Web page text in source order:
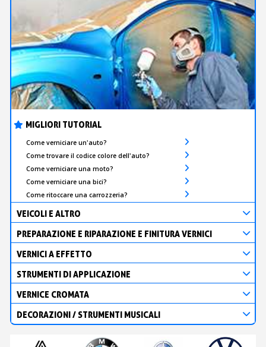
MIGLIORI TUTORIAL
Come verniciare un'auto?
Come trovare il codice colore dell'auto?
Come verniciare una moto?
Come verniciare una bici?
Come ritoccare una carrozzeria?
VEICOLI E ALTRO
PREPARAZIONE E RIPARAZIONE E FINITURA VERNICI
VERNICI A EFFETTO
STRUMENTI DI APPLICAZIONE
VERNICE CROMATA
DECORAZIONI / STRUMENTI MUSICALI